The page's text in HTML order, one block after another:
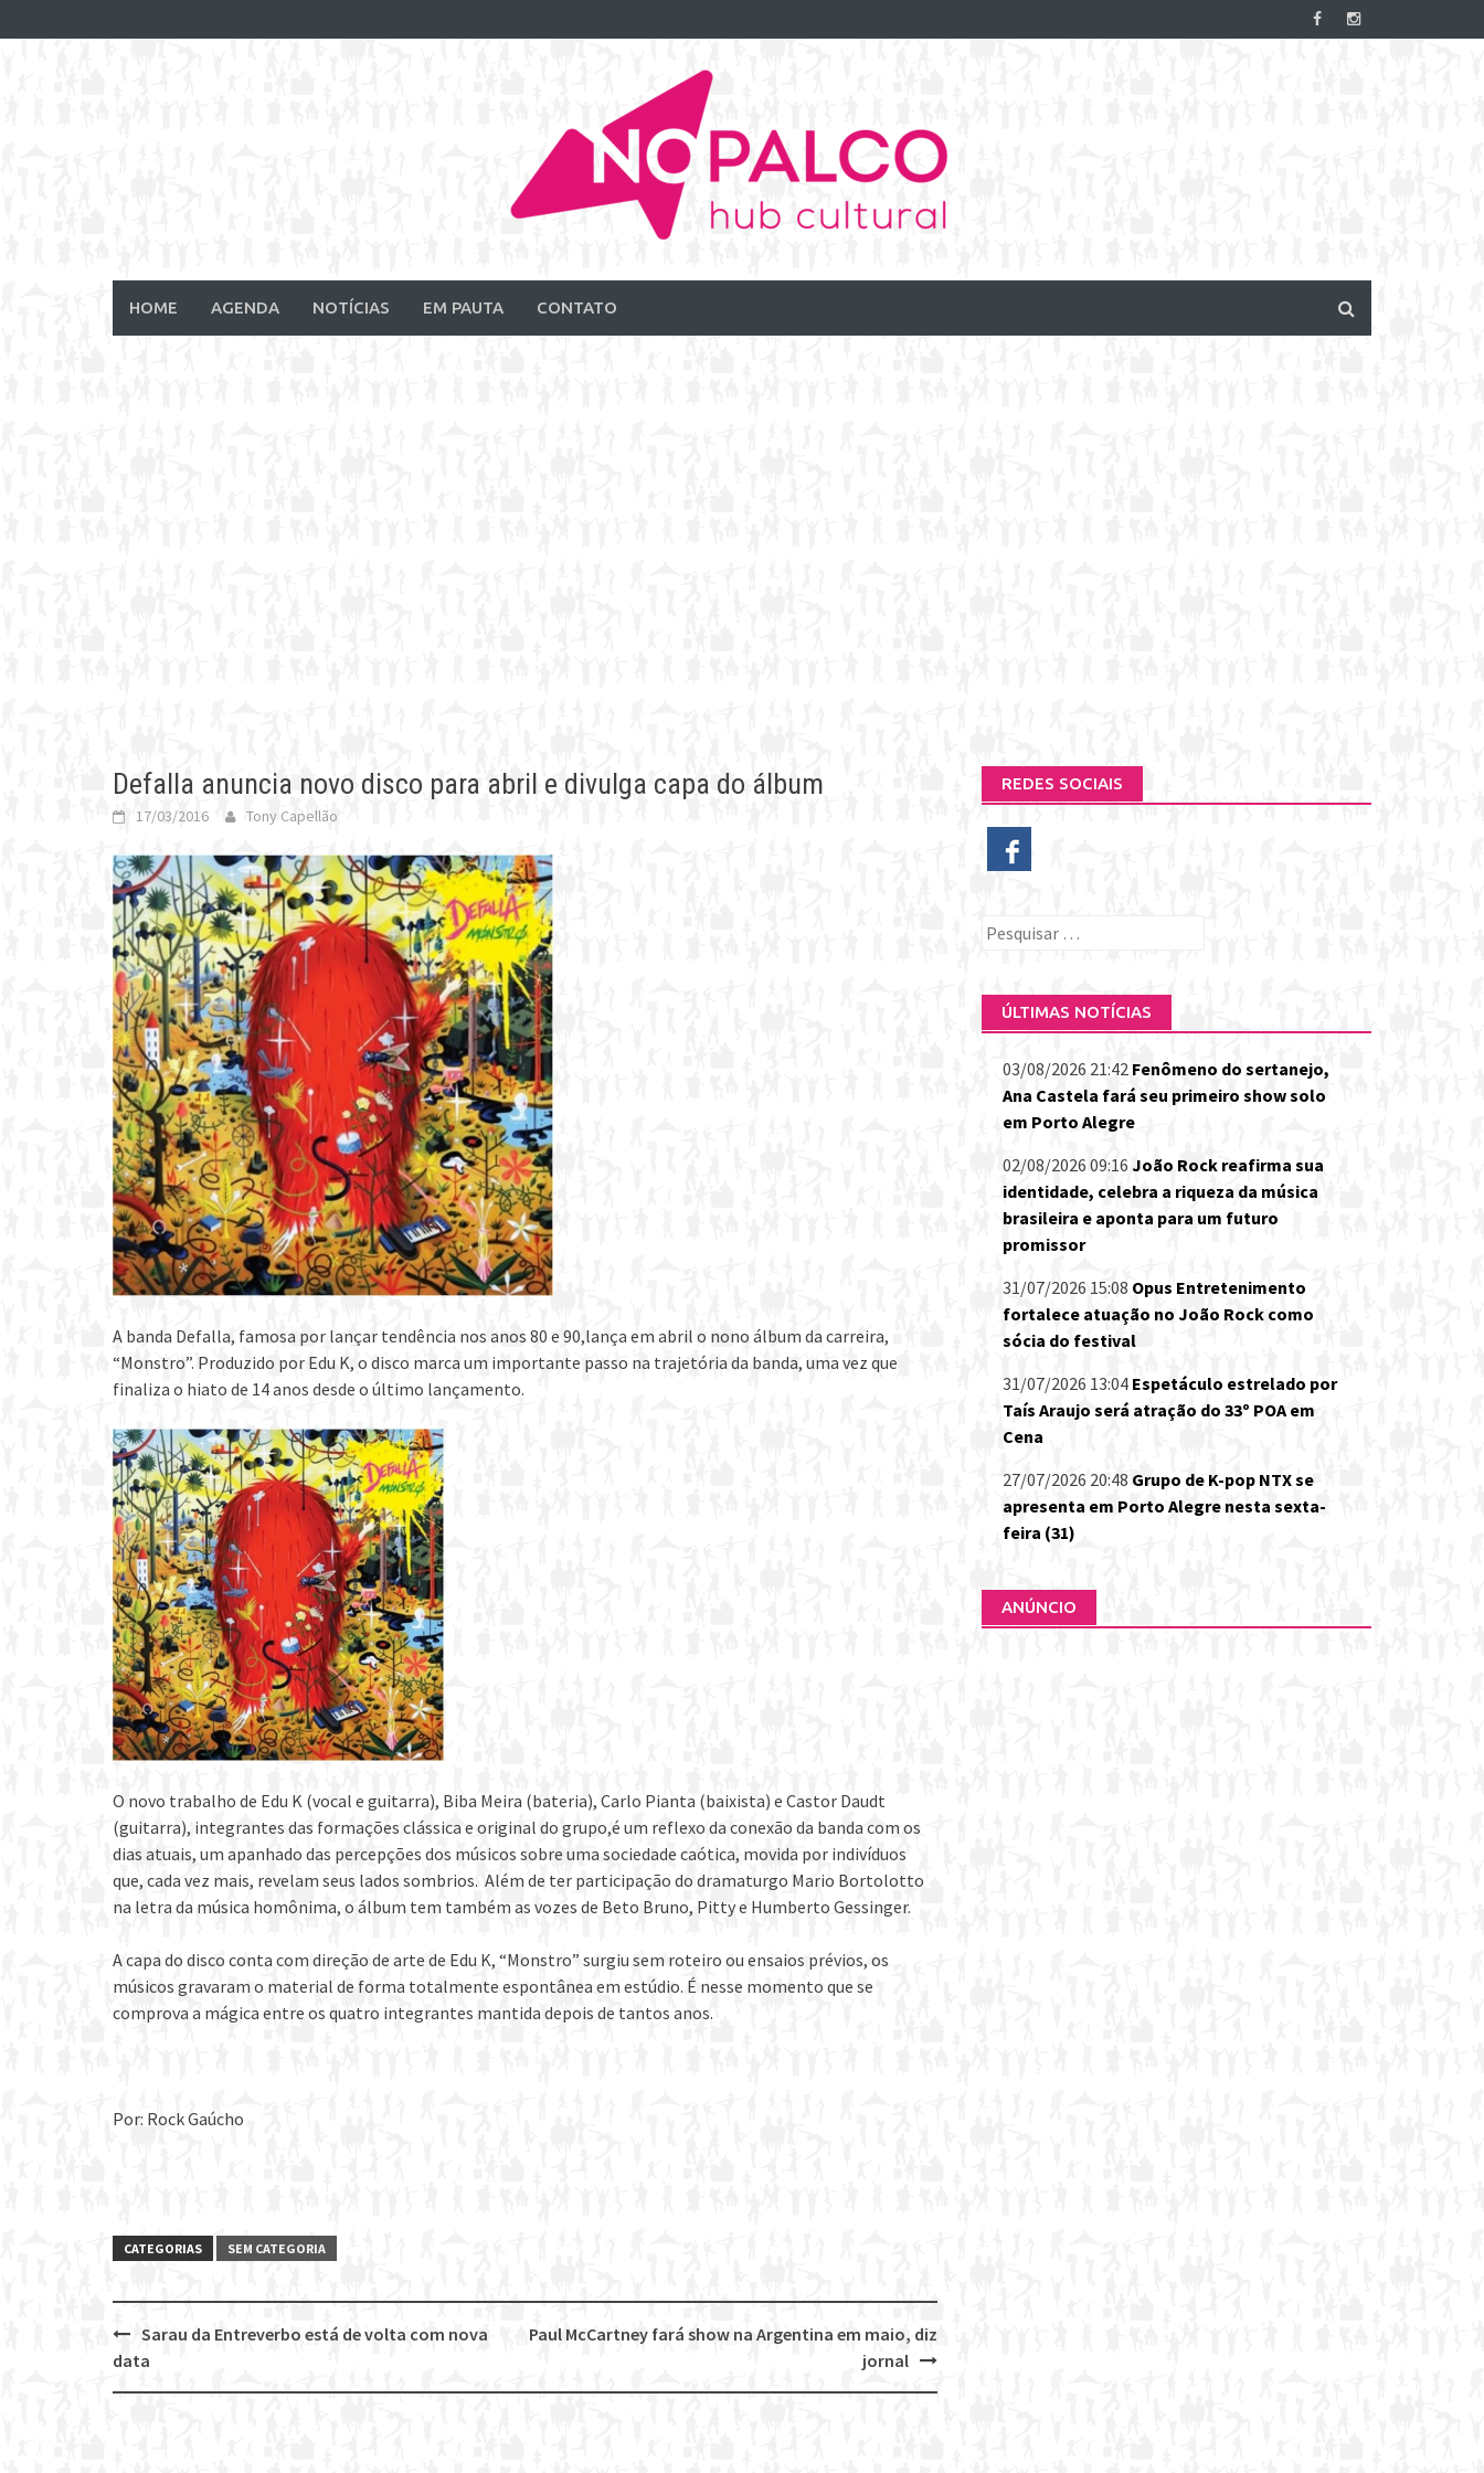
to
HOME AGENDA NOTÍCIAS EM PAUTA CONTATO
Defalla anuncia novo disco para abril e divulga capa do álbum
17/03/2016 Tony Capellão
A banda Defalla, famosa por lançar tendência nos anos 80 e 90,lança em abril o nono álbum da carreira,
“Monstro”. Produzido por Edu K, o disco marca um importante passo na trajetória da banda, uma vez que
finaliza o hiato de 14 anos desde o último lançamento.
O novo trabalho de Edu K (vocal e guitarra), Biba Meira (bateria), Carlo Pianta (baixista) e Castor Daudt
(guitarra), integrantes das formações clássica e original do grupo,é um reflexo da conexão da banda com os
dias atuais, um apanhado das percepções dos músicos sobre uma sociedade caótica, movida por indivíduos
que, cada vez mais, revelam seus lados sombrios. Além de ter participação do dramaturgo Mario Bortolotto
na letra da música homônima, o álbum tem também as vozes de Beto Bruno, Pitty e Humberto Gessinger.
A capa do disco conta com direção de arte de Edu K, “Monstro” surgiu sem roteiro ou ensaios prévios, os
músicos gravaram o material de forma totalmente espontânea em estúdio. É nesse momento que se
comprova a mágica entre os quatro integrantes mantida depois de tantos anos.
Por: Rock Gaúcho
CATEGORIAS SEM CATEGORIA
Post
navigation
Paul McCartney fará show na Argentina em maio, diz
jornal
Sarau da Entreverbo está de volta com nova
data
REDES SOCIAIS
Pesquisar
ÚLTIMAS NOTÍCIAS
03/08/2026 21:42 Fenômeno do sertanejo,
Ana Castela fará seu primeiro show solo
em Porto Alegre
02/08/2026 09:16 João Rock reafirma sua
identidade, celebra a riqueza da música
brasileira e aponta para um futuro
promissor
31/07/2026 15:08 Opus Entretenimento
fortalece atuação no João Rock como
sócia do festival
31/07/2026 13:04 Espetáculo estrelado por
Taís Araujo será atração do 33º POA em
Cena
27/07/2026 20:48 Grupo de K-pop NTX se
apresenta em Porto Alegre nesta sexta-
feira (31)
ANÚNCIO